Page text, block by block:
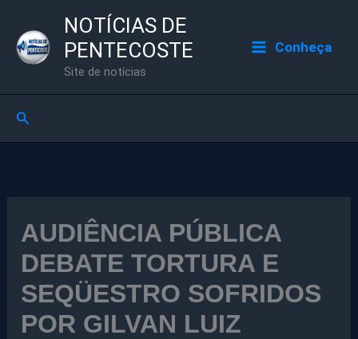
para
NOTÍCIAS DE
PENTECOSTE
Site de notícias
Conheça
Pesquisar
AUDIÊNCIA PÚBLICA
DEBATE TORTURA E
SEQÜESTRO SOFRIDOS
POR GILVAN LUIZ